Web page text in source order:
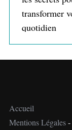
Accueil
Mentions Légales-